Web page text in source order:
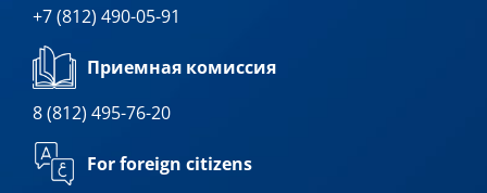
+7 (812) 490-05-91
Приемная комиссия
8 (812) 495-76-20
For foreign citizens